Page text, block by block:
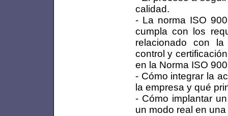
calidad.
- La norma ISO
cumpla con los
relacionado con la
control y
en la Norma ISO
- Cómo integrar la
la empresa y qué
- Cómo implantar
un modo real en